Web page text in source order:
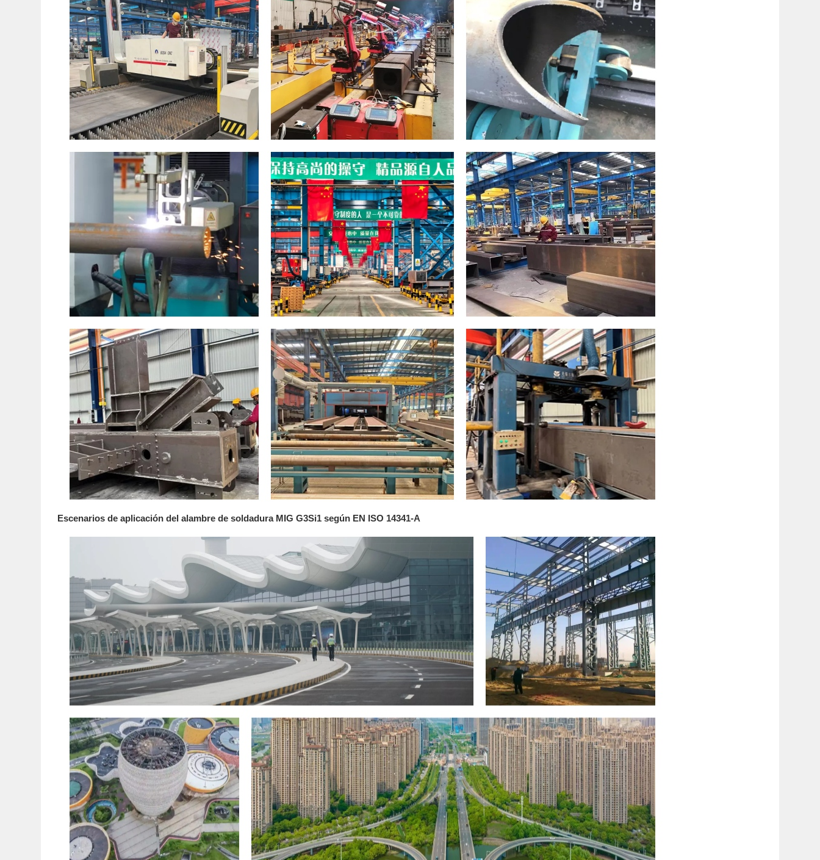
Escenarios de aplicación del alambre de soldadura MIG G3Si1 según EN ISO 14341-A